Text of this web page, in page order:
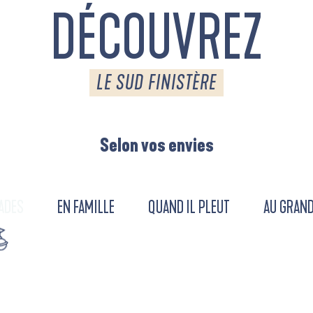
DÉCOUVREZ
LE SUD FINISTÈRE
Selon vos envies
EN FAMILLE QUAND IL PLEUT AU